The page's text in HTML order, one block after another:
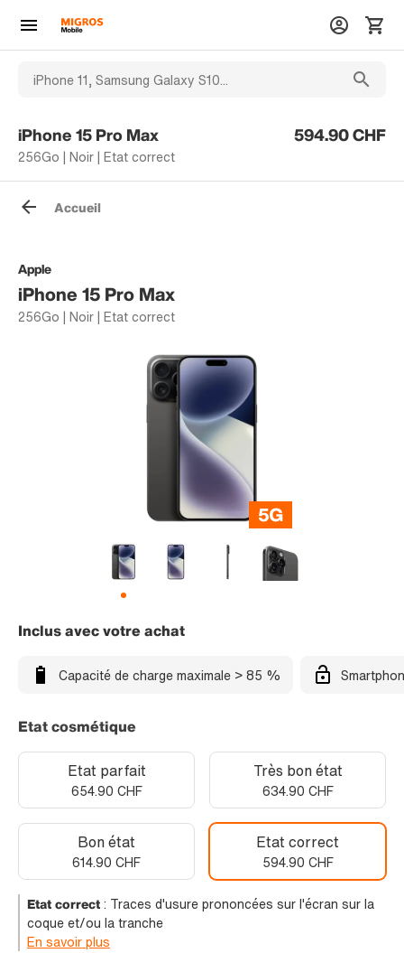
iPhone 15 Pro Max
256Go | Noir | Etat correct
594.90 CHF
Accueil
Apple
iPhone 15 Pro Max
256Go | Noir | Etat correct
Inclus avec votre achat
Capacité de charge maximale > 85 %
Etat cosmétique
Etat parfait
654.90 CHF
Très bon état
634.90 CHF
Bon état
614.90 CHF
Etat correct
594.90 CHF
Etat correct: Traces d'usure prononcées sur l'écran sur la
coque et/ou la tranche
En savoir plus